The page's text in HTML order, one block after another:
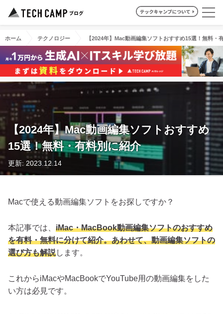
ホーム テクノロジー 【2024年】Mac動画編集ソフトおすすめ15選！無料・
【2024年】Mac動画編集ソフトおすすめ
15選！無料・有料別に紹介
更新: 2023.12.14
Macで使える動画編集ソフトをお探しですか？
本記事では、 iMac・MacBook動画編集ソフトのおすすめ
を有料・無料に分けて紹介。あわせて、動画編集ソフトの
選び方も解説します。
これからiMacやMacBookでYouTube用の動画編集をした
い方は必見です。